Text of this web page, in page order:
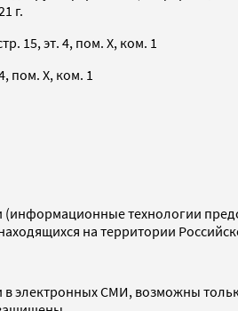
г.
15, эт. 4, пом. X, ком. 1
пом. X, ком. 1
технологии
на территории
электронных СМИ, возможны